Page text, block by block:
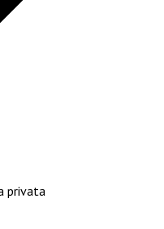
privata